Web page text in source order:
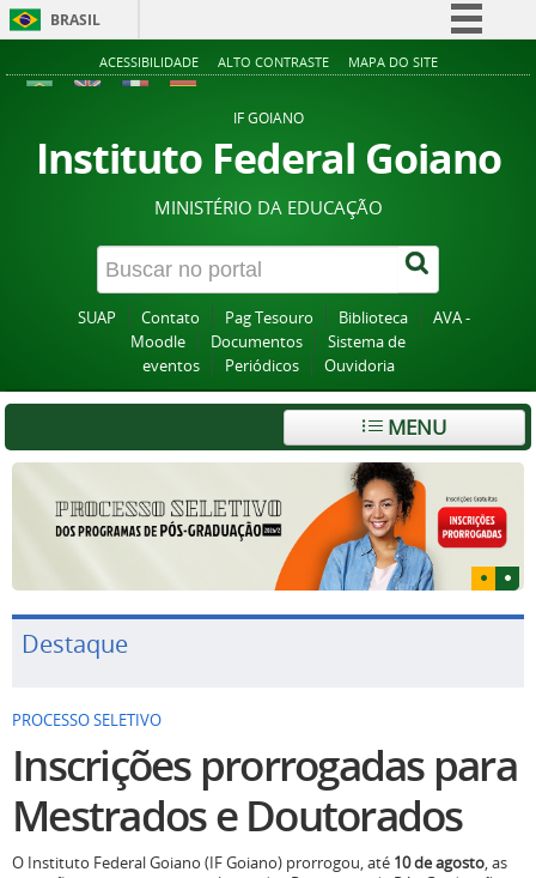
BRASIL
Simplifique!
Acesso à informação
Legislação
Canais
ACESSIBILIDADE ALTO CONTRASTE MAPA DO SITE
IF GOIANO
Instituto Federal Goiano
MINISTÉRIO DA EDUCAÇÃO
SUAP Contato Pag Tesouro Biblioteca
AVA -
Moodle
Documentos
Sistema de
eventos
Periódicos Ouvidoria
MENU
Destaque
PROCESSO SELETIVO
Inscrições prorrogadas para
Mestrados e Doutorados
O Instituto Federal Goiano (IF Goiano) prorrogou, até 10 de agosto, as